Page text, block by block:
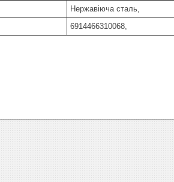
Нержавіюча сталь,
6914466310068,